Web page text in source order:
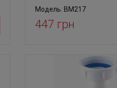
Модель: BM217
447 грн